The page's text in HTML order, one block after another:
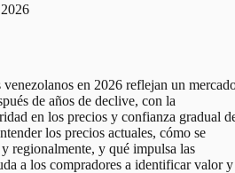
en 2026 reflejan un
de años de declive, con la
en los precios y confianza gradual
los precios actuales, cómo se
regionalmente, y qué impulsa las
a los compradores a identificar valor y